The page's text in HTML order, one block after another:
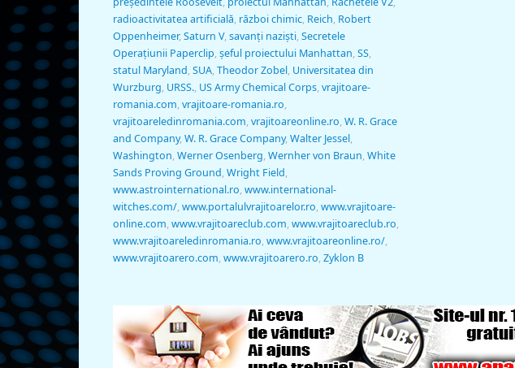
radioactivitatea artificială, război chimic, Reich, Robert
Oppenheimer,Saturn V,savanţi nazişti,Secretele
Operaţiunii Paperclip,şeful proiectului Manhattan,SS,
statul Maryland,SUA,Theodor Zobel, Universitatea din
Wurzburg, URSS., US Army Chemical Corps,vrajitoare-
romania.com,vrajitoare-romania.ro,
vrajitoareledinromania.com,vrajitoareonline.ro,W. R. Grace
and Company,W. R. Grace Company,Walter Jessel,
Washington,Werner Osenberg,Wernher von Braun,White
Sands Proving Ground,Wright Field,
www.astrointernational.ro,www.international-
witches.com/,www.portalulvrajitoarelor.ro,www.vrajitoare-
online.com,www.vrajitoareclub.com,www.vrajitoareclub.ro,
www.vrajitoareledinromania.ro,www.vrajitoareonline.ro/,
www.vrajitoarero.com,www.vrajitoarero.ro,Zyklon B